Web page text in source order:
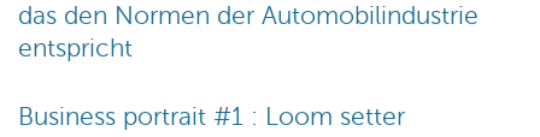
das den Normen der Automobilindustrie
entspricht
Business portrait #1 : Loom setter